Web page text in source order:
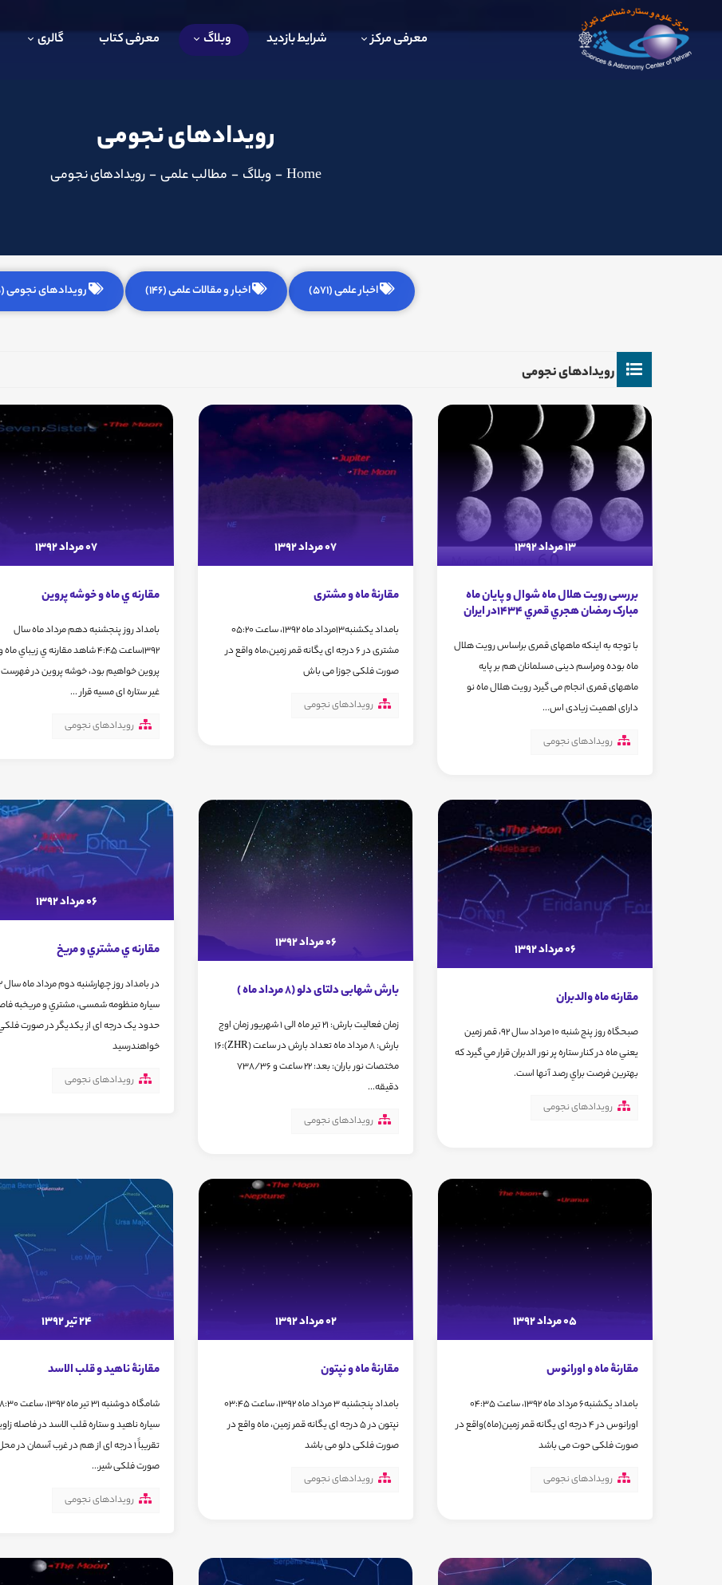
معرفی مرکز شرایط بازدید وبلاگ معرفی کتاب گالری
رویدادهای نجومی
Home
- وبلاگ - مطالب علمی-رویدادهای نجومی
اخبار علمی (571) اخبار و مقالات علمی (146) رویدادهای نجومی (255)
رویدادهای نجومی
13 مرداد 1392
بررسی رویت هلال ماه شوال و پایان ماه
مبارک رمضان هجري قمري 1434در ايران
با توجه به اینکه ماههای قمری براساس رویت هلال
ماه بوده ومراسم دینی مسلمانان هم بر پایه
ماههای قمری انجام می گیرد رویت هلال ماه نو
دارای اهمیت زیادی اس...
رویدادهای نجومی
07 مرداد 1392
مقارنۀ ماه و مشتری
بامداد یکشنبه13مرداد ماه 1392، ساعت 05:20
مشتری در 6 درجه ای یگانه قمر زمین،ماه واقع در
صورت فلکی جوزا می باش
رویدادهای نجومی
07 مرداد 1392
مقارنه ي ماه و خوشه پروين
بامداد روز پنجشنبه دهم مرداد ماه سال
1392ساعت 4:45َ شاهد مقارنه ي زيباي
پروين خواهيم بود، خوشه پروین در فهرست
غیر ستاره ای مسیه قرار ...
رویدادهای نجومی
06 مرداد 1392
مقارنه ماه والدبران
صبحگاه روز پنج شنبه 10 مرداد سال 92، قمر زمين
يعني ماه در كنار ستاره پر نور الدبران قرار مي گيرد كه
بهترين فرصت براي رصد آنها است.
رویدادهای نجومی
06 مرداد 1392
بارش شهابی دلتای دلو (8 مرداد ماه )
زمان فعالیت بارش: 21 تیر ماه الی 1 شهریور زمان اوج
بارش: 8 مرداد ماه تعداد بارش در ساعت (ZHR):16
مختصات نور باران: بعد: 22 ساعت و 738/36
دقیقه...
رویدادهای نجومی
06 مرداد 1392
مقارنه ي مشتري و مريخ
سیاره منظومه شمسی، مشتري و مريخبه
حدود یک درجه ای از یکدیگر در صورت
خواهندرسید
رویدادهای نجومی
05 مرداد 1392
مقارنۀ ماه و اورانوس
بامداد یکشنبه6 مرداد ماه 1392، ساعت 04:35
اورانوس در 4 درجه ای یگانه قمر زمین(ماه)واقع در
صورت فلکی حوت می باشد
رویدادهای نجومی
02 مرداد 1392
مقارنۀ ماه و نپتون
بامداد پنجشنبه 3 مرداد ماه 1392، ساعت 03:45
نپتون در 5 درجه ای یگانه قمر زمین، ماه واقع در
صورت فلکی دلو می باشد
رویدادهای نجومی
24 تیر 1392
مقارنۀ ناهید و قلب الاسد
سیاره ناهید و ستاره قلب الاسد در فاصله
تقریباً 1 درجه ای از هم در غرب آسمان در
صورت فلکی شیر...
رویدادهای نجومی